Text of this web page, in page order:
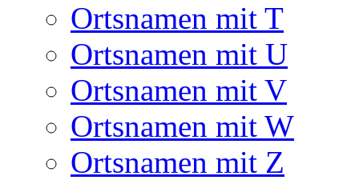
Ortsnamen mit T
Ortsnamen mit U
Ortsnamen mit V
Ortsnamen mit W
Ortsnamen mit Z